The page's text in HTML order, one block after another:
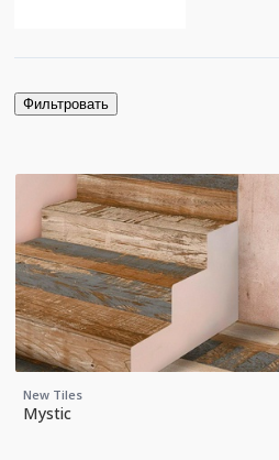
Фильтровать
New Tiles
Mystic